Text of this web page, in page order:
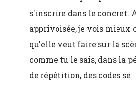
s'inscrire dans le concret.
apprivoisée, je vois mieux
qu'elle veut faire sur la
comme tu le sais, dans la
de répétition, des codes se